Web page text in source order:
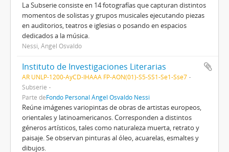
La Subserie consiste en 14 fotografías que capturan distintos
momentos de solistas y grupos musicales ejecutando piezas
en auditorios, teatros e iglesias o posando en espacios
dedicados a la música.
Nessi, Ángel Osvaldo
Instituto de Investigaciones Literarias
AR UNLP-1200-AyCD-IHAAA FP-AON(01)-S5-SS1-Se1-Sse7
Subserie
Parte deFondo Personal Ángel Osvaldo Nessi
Reúne imágenes variopintas de obras de artistas europeos,
orientales y latinoamericanos. Corresponden a distintos
géneros artísticos, tales como naturaleza muerta, retrato y
paisaje. Se observan pinturas al óleo, acuarelas, esmaltes y
dibujos.